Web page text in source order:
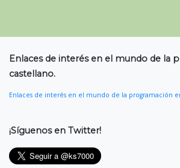
Enlaces de interés en el mundo de la
castellano.
Enlaces de interés en el mundo de la programación
¡Síguenos en Twitter!